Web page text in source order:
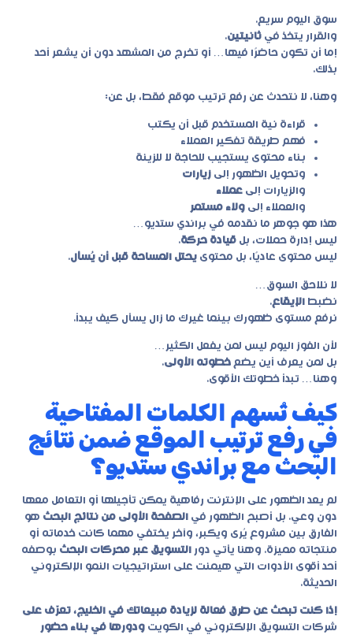
سوق اليوم سريع.
والقرار يتخذ في ثانيتين.
إما أن تكون حاضرًا فيها… أو تخرج من المشهد دون أن يشعر أحد
بذلك.
وهنا، لا نتحدث عن رفع ترتيب موقع فقط، بل عن:
قراءة نية المستخدم قبل أن يكتب
فهم طريقة تفكير العملاء
بناء محتوى يستجيب للحاجة لا للزينة
وتحويل الظهور إلى زيارات
والزيارات إلى عملاء
والعملاء إلى ولاء مستمر
هذا هو جوهر ما نقدمه في براندي ستديو …
ليس إدارة حملات، بل قيادة حركة.
ليس محتوى عاديًا، بل محتوى يحتل المساحة قبل أن يُسأل.
لا نلاحق السوق…
نضبط الإيقاع.
نرفع مستوى ظهورك بينما غيرك ما زال يسأل كيف يبدأ.
لأن الفوز اليوم ليس لمن يفعل الكثير…
بل لمن يعرف أين يضع خطوته الأولى.
وهنا… تبدأ خطوتك الأقوى.
كيف تُسهم الكلمات المفتاحية
في رفع ترتيب الموقع ضمن نتائج
البحث مع براندي ستديو؟
لم يعد الظهور على الإنترنت رفاهية يمكن تأجيلها أو التعامل معها
دون وعي. بل أصبح الظهور في الصفحة الأولى من نتائج البحث هو
الفارق بين مشروع يُرى ويكبر، وآخر يختفي مهما كانت خدماته أو
منتجاته مميزة. وهنا يأتي دور التسويق عبر محركات البحث بوصفه
أحد أقوى الأدوات التي هيمنت على استراتيجيات النمو الإلكتروني
الحديثة.
إذا كنت تبحث عن طرق فعالة لزيادة مبيعاتك في الخليج، تعرّف على
شركات التسويق الإلكتروني في الكويت ودورها في بناء حضور